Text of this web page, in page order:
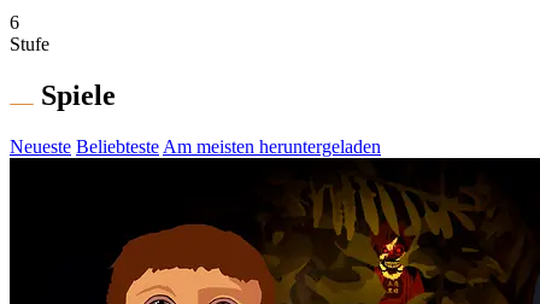
6
Stufe
Spiele
Neueste Beliebteste Am meisten heruntergeladen